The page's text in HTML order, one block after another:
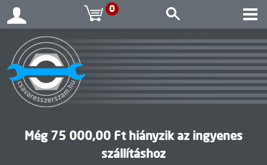
0
Még 75 000,00 Ft hiányzik az ingyenes
szállításhoz